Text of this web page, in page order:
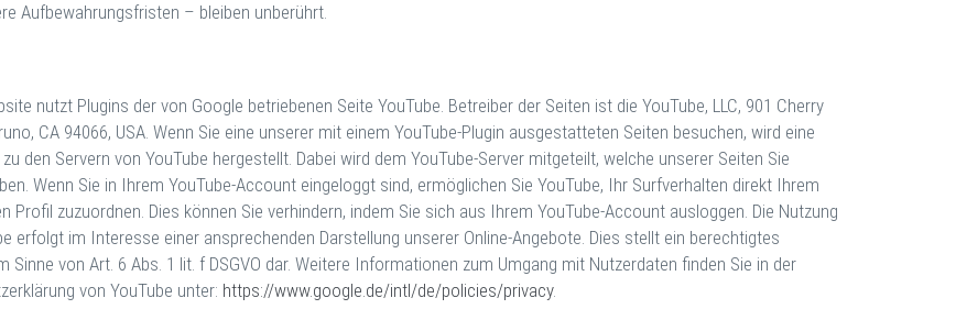
Aufbewahrungsfristen – bleiben unberührt.
nutzt Plugins der von Google betriebenen Seite YouTube. Betreiber der Seiten ist die YouTube, LLC, 901 Cherry
CA 94066, USA. Wenn Sie eine unserer mit einem YouTube-Plugin ausgestatteten Seiten besuchen, wird eine
den Servern von YouTube hergestellt. Dabei wird dem YouTube-Server mitgeteilt, welche unserer Seiten Sie
Wenn Sie in Ihrem YouTube-Account eingeloggt sind, ermöglichen Sie YouTube, Ihr Surfverhalten direkt Ihrem
Profil zuzuordnen. Dies können Sie verhindern, indem Sie sich aus Ihrem YouTube-Account ausloggen. Die Nutzung
erfolgt im Interesse einer ansprechenden Darstellung unserer Online-Angebote. Dies stellt ein berechtigtes
Sinne von Art. 6 Abs. 1 lit. f DSGVO dar. Weitere Informationen zum Umgang mit Nutzerdaten finden Sie in der
von YouTube unter: https://www.google.de/intl/de/policies/privacy.